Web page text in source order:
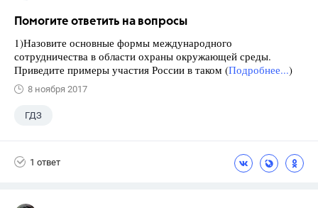
Помогите ответить на вопросы
1)Назовите основные формы международного
сотрудничества в области охраны окружающей среды.
Приведите примеры участия России в таком (Подробнее...)
8 ноября 2017
ГДЗ
1 ответ